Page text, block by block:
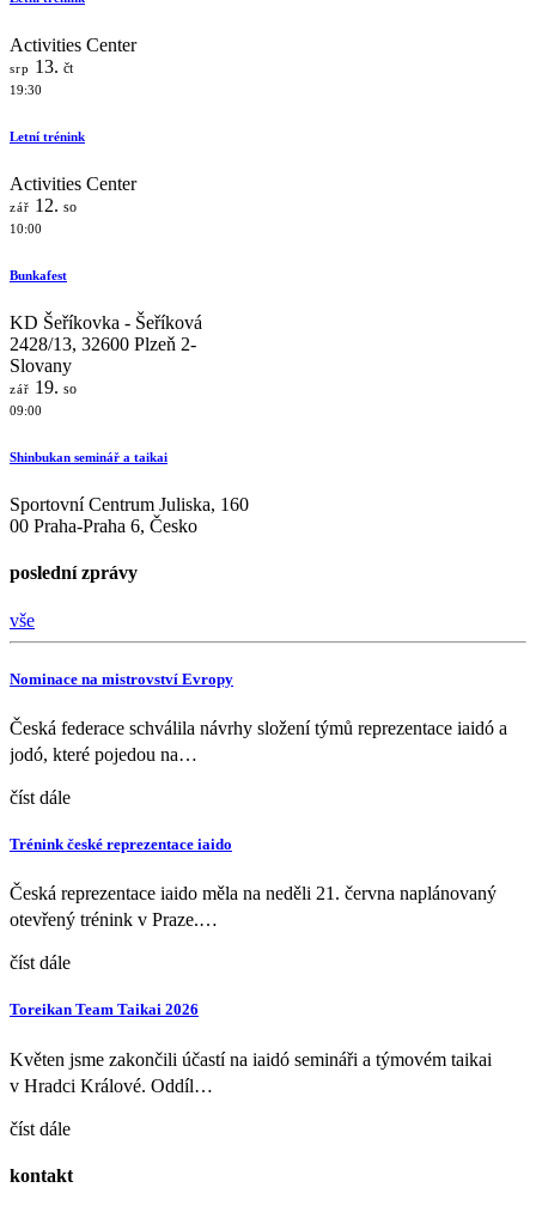
Activities Center
srp 13. čt
19:30
Letní trénink
Activities Center
zář 12. so
10:00
Bunkafest
KD Šeříkovka - Šeříková
2428/13, 32600 Plzeň 2-
Slovany
zář 19. so
09:00
Shinbukan seminář a taikai
Sportovní Centrum Juliska, 160
00 Praha-Praha 6, Česko
poslední zprávy
vše
Nominace na mistrovství Evropy
Česká federace schválila návrhy složení týmů reprezentace iaidó a
jodó, které pojedou na…
číst dále
Trénink české reprezentace iaido
Česká reprezentace iaido měla na neděli 21. června naplánovaný
otevřený trénink v Praze.…
číst dále
Toreikan Team Taikai 2026
Květen jsme zakončili účastí na iaidó semináři a týmovém taikai
v Hradci Králové. Oddíl…
číst dále
kontakt